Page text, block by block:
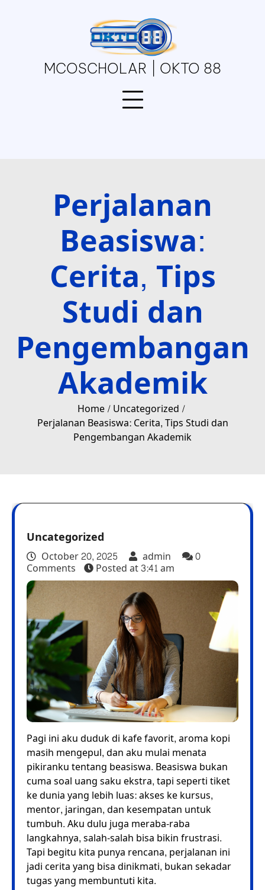
MCOSCHOLAR | OKTO 88
Perjalanan
Beasiswa:
Cerita, Tips
Studi dan
Pengembangan
Akademik
Home Uncategorized
Perjalanan Beasiswa: Cerita, Tips Studi dan
Pengembangan Akademik
Uncategorized
October 20, 2025 admin 0
Comments Posted at3:41 am
Pagi ini aku duduk di kafe favorit, aroma kopi
masih mengepul, dan aku mulai menata
pikiranku tentang beasiswa. Beasiswa bukan
cuma soal uang saku ekstra, tapi seperti tiket
ke dunia yang lebih luas: akses ke kursus,
mentor, jaringan, dan kesempatan untuk
tumbuh. Aku dulu juga meraba-raba
langkahnya, salah-salah bisa bikin frustrasi.
Tapi begitu kita punya rencana, perjalanan ini
jadi cerita yang bisa dinikmati, bukan sekadar
tugas yang membuntuti kita.